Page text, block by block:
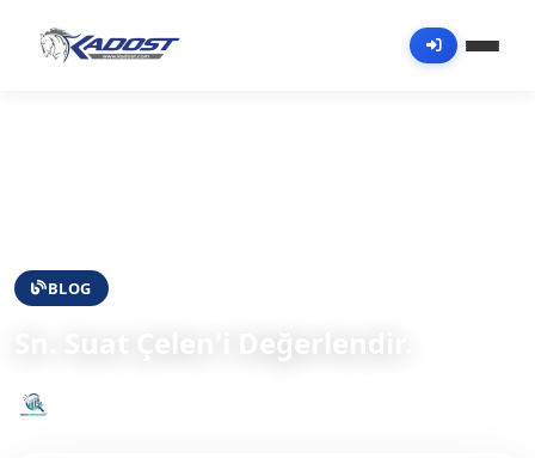
BLOG
Sn. Suat Çelen'i Değerlendir.